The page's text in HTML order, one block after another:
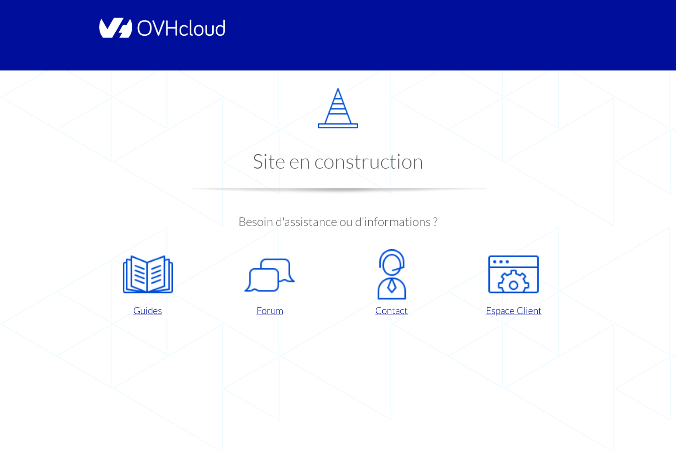
Site en construction
Besoin d'assistance ou d'informations ?
Guides Forum Contact Espace Client